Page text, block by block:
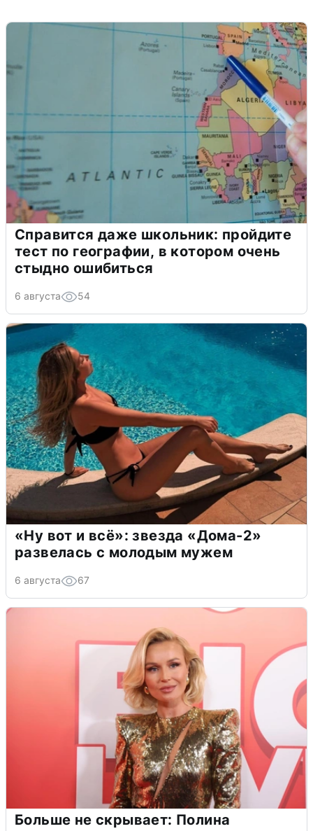
Справится даже школьник: пройдите
тест по географии, в котором очень
стыдно ошибиться
6 августа 54
«Ну вот и всё»: звезда «Дома-2»
развелась с молодым мужем
6 августа 67
Больше не скрывает: Полина